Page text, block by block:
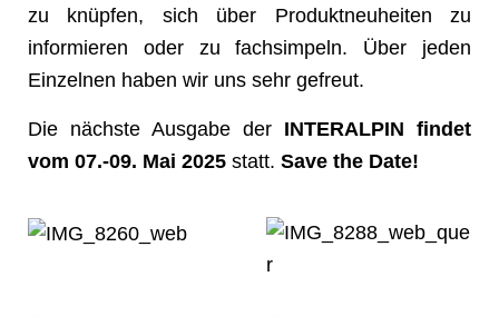
zu knüpfen, sich über Produktneuheiten zu
informieren oder zu fachsimpeln. Über jeden
Einzelnen haben wir uns sehr gefreut.
Die nächste Ausgabe der INTERALPIN findet
vom 07.-09. Mai 2025 statt. Save the Date!